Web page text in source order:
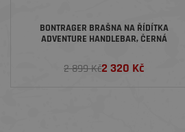
BONTRAGER BRAŠNA NA ŘÍDÍTKA
ADVENTURE HANDLEBAR, ČERNÁ
2 899 Kč2 320 Kč